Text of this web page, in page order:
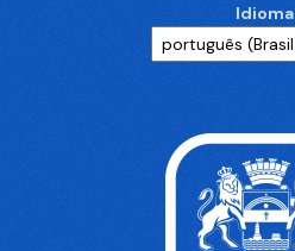
Idioma